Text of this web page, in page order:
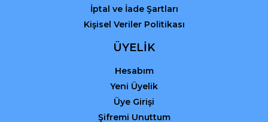
İptal ve İade Şartları
Kişisel Veriler Politikası
ÜYELİK
Hesabım
Yeni Üyelik
Üye Girişi
Şifremi Unuttum